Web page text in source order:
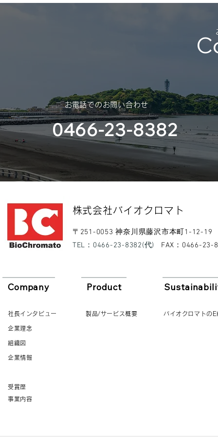
休業のご案内を申し上げます。
​お電話でのお問い合わせ
0466-23-8382
​株式会社バイオクロマト​
​〒251-0053 神奈川県藤沢市本町1-12-19
​TEL：0466-23-8382(代)
​FAX：0466-23-
Company
社長インタビュー
企業理念
組織図
企業情報
受賞歴
Product
製品/サービス概要
事業内容
バイオクロマトの